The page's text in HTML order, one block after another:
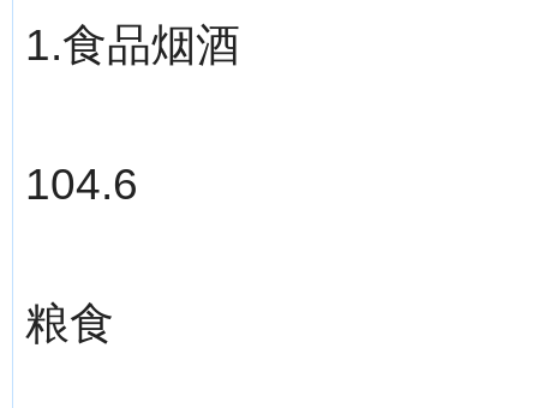
1.食品烟酒
104.6
粮食